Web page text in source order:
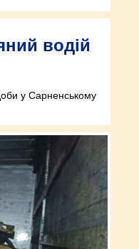
водій
у Сарненському